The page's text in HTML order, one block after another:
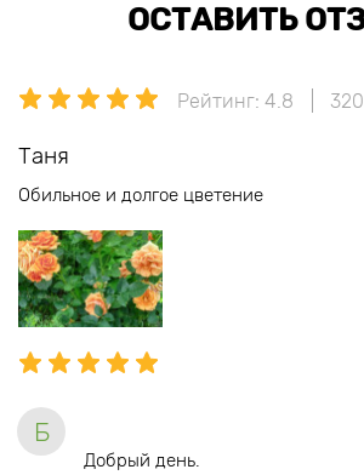
ОСТАВИТЬ
Рейтинг: 4.8
Таня
Обильное и долгое цветение
Б
Добрый день.